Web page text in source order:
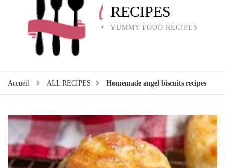
RECIPES
YUMMY FOOD RECIPES
Accueil ALL RECIPES Homemade angel biscuits recipes